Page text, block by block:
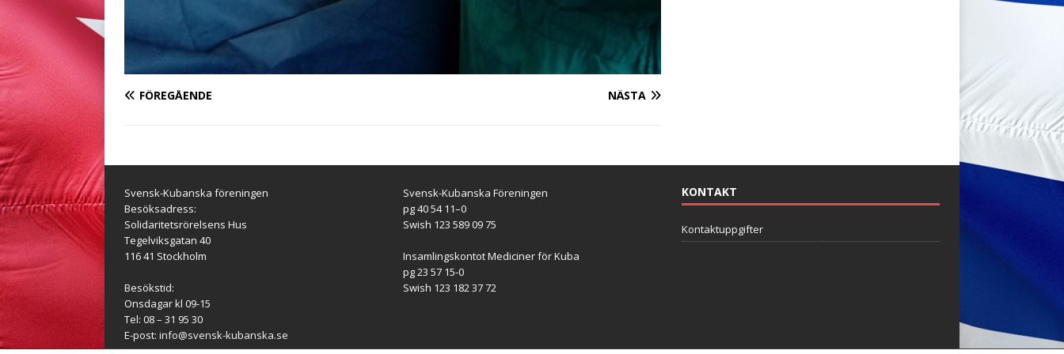
FÖREGÅENDE NÄSTA
Svensk-Kubanska föreningen
Besöksadress:
Solidaritetsrörelsens Hus
Tegelviksgatan 40
116 41 Stockholm
Besökstid:
Onsdagar kl 09-15
Tel: 08 – 31 95 30
E-post: info@svensk-kubanska.se
Svensk-Kubanska Föreningen
pg 40 54 11–0
Swish 123 589 09 75
Insamlingskontot Mediciner för Kuba
pg 23 57 15-0
Swish 123 182 37 72
KONTAKT
Kontaktuppgifter